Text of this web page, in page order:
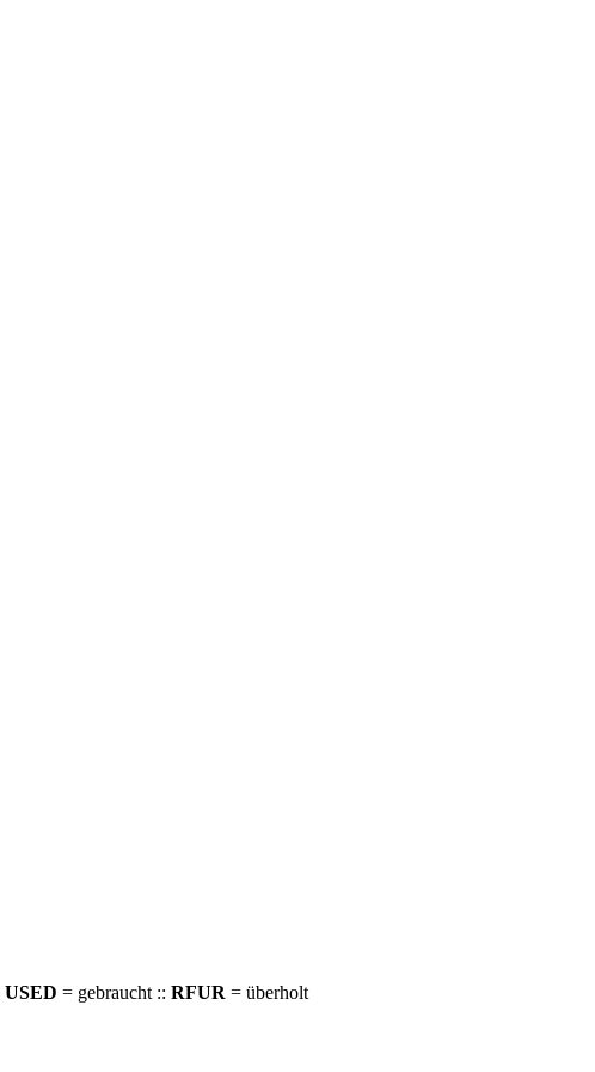
USED = gebraucht :: RFUR = überholt